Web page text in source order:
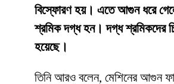
বিস্ফোরণ হয়। এতে আগুন ধরে
শ্রমিক দগ্ধ হন। দগ্ধ শ্রমিকদের
হয়েছে।
তিনি আরও বলেন, মেশিনের আগুন